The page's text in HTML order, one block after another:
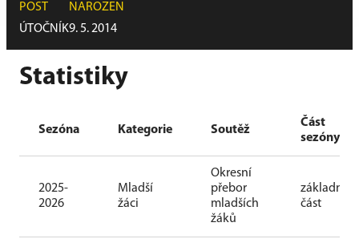
POST
ÚTOČNÍK
NAROZEN
9. 5. 2014
Statistiky
Sezóna Kategorie Soutěž
Část
sezóny
2025-
2026
Mladší
žáci
Okresní
přebor
mladších
žáků
základní
část